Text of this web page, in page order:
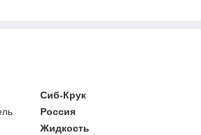
Сиб-Крук
Россия
Жидкость